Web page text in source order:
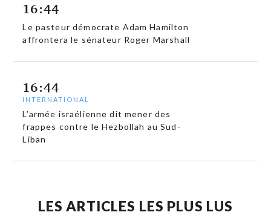
16:44
Le pasteur démocrate Adam Hamilton
affrontera le sénateur Roger Marshall
16:44
INTERNATIONAL
L’armée israélienne dit mener des
frappes contre le Hezbollah au Sud-
Liban
LES ARTICLES LES PLUS LUS